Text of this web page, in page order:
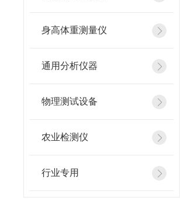
身高体重测量仪
通用分析仪器
物理测试设备
农业检测仪
行业专用